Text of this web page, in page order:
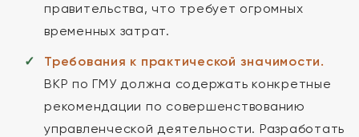
правительства, что требует огромных
временных затрат.
Требования к практической значимости.
ВКР по ГМУ должна содержать конкретные
рекомендации по совершенствованию
управленческой деятельности. Разработать